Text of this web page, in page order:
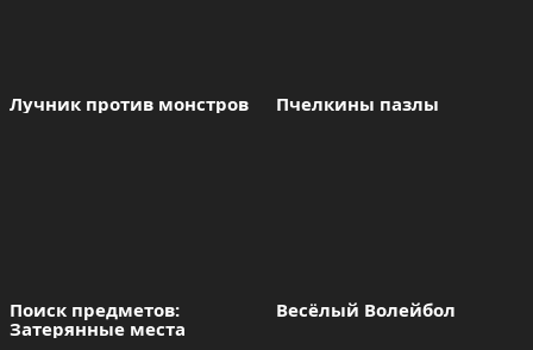
Лучник против монстров Пчелкины пазлы
Поиск предметов:
Затерянные места
Весёлый Волейбол